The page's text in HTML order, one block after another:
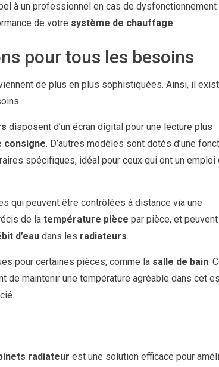
à un professionnel en cas de dysfonctionnement
de votre système de chauffage.
pour tous les besoins
de plus en plus sophistiquées. Ainsi, il
disposent d’un écran digital pour une lecture plus
consigne. D’autres modèles sont dotés d’une
spécifiques, idéal pour ceux qui ont un emploi
qui peuvent être contrôlées à distance via une
de la température pièce par pièce, et peuvent
d’eau dans les radiateurs.
pour certaines pièces, comme la salle de bain.
de maintenir une température agréable dans cet
radiateur est une solution efficace pour